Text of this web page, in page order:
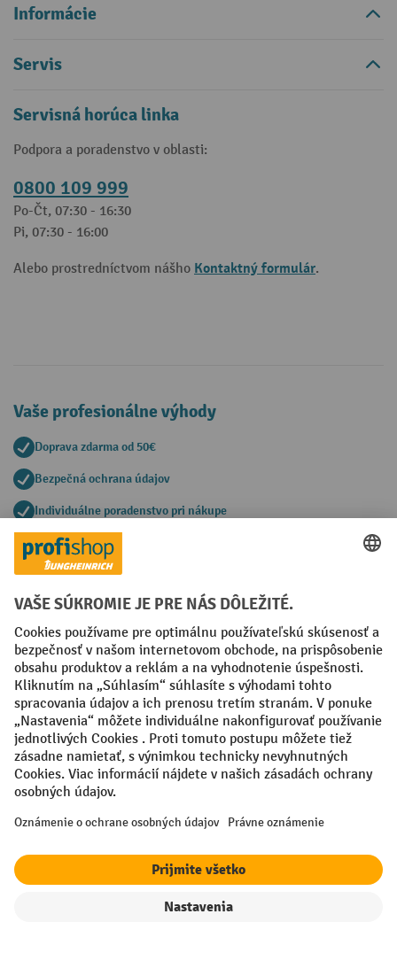
Informácie
Servis
Servisná horúca linka
Podpora a poradenstvo v oblasti:
0800 109 999
Po-Čt, 07:30 - 16:30
Pi, 07:30 - 16:00
Alebo prostredníctvom nášho Kontaktný formulár.
Vaše profesionálne výhody
Doprava zdarma od 50€
Bezpečná ochrana údajov
Individuálne poradenstvo pri nákupe
Spôsoby platby
Faktúra Predplatba
Sociálne siete
Facebook
YouTube
LinkedIn
Nastavenia ochrany osobných údajov
All prices excl. VAT plus shipping costsand possible delivery charges,
if not stated otherwise.